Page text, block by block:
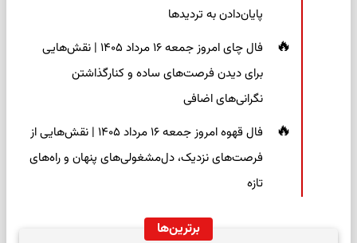
پایان‌دادن به تردیدها
فال چای امروز جمعه ۱۶ مرداد ۱۴۰۵ | نقش‌هایی
برای دیدن فرصت‌های ساده و کنارگذاشتن
نگرانی‌های اضافی
فال قهوه امروز جمعه ۱۶ مرداد ۱۴۰۵ | نقش‌هایی از
فرصت‌های نزدیک، دل‌مشغولی‌های پنهان و راه‌های
تازه
برترین‌ها